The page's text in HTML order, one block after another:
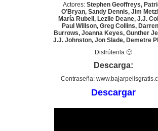
Actores: Stephen Geoffreys,
O’Bryan, Sandy Dennis, Jim
María Rubell, Lezlie Deane, J.J.
Paul Willson, Greg Collins,
Burrows, Joanna Keyes, Gunther
J.J. Johnston, Jon Slade, Demetre
Disfrútenla 🙂
Descarga:
Contraseña:
Descargar